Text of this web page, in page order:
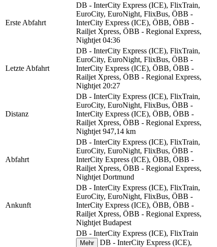
Erste Abfahrt
DB - InterCity Express (ICE), FlixTrain,
EuroCity, EuroNight, FlixBus, ÖBB -
InterCity Express (ICE), ÖBB, ÖBB -
Railjet Xpress, ÖBB - Regional Express,
Nightjet 04:36
Letzte Abfahrt
DB - InterCity Express (ICE), FlixTrain,
EuroCity, EuroNight, FlixBus, ÖBB -
InterCity Express (ICE), ÖBB, ÖBB -
Railjet Xpress, ÖBB - Regional Express,
Nightjet 20:27
Distanz
DB - InterCity Express (ICE), FlixTrain,
EuroCity, EuroNight, FlixBus, ÖBB -
InterCity Express (ICE), ÖBB, ÖBB -
Railjet Xpress, ÖBB - Regional Express,
Nightjet 947,14 km
Abfahrt
DB - InterCity Express (ICE), FlixTrain,
EuroCity, EuroNight, FlixBus, ÖBB -
InterCity Express (ICE), ÖBB, ÖBB -
Railjet Xpress, ÖBB - Regional Express,
Nightjet Dortmund
Ankunft
DB - InterCity Express (ICE), FlixTrain,
EuroCity, EuroNight, FlixBus, ÖBB -
InterCity Express (ICE), ÖBB, ÖBB -
Railjet Xpress, ÖBB - Regional Express,
Nightjet Budapest
DB - InterCity Express (ICE), FlixTrain
Mehr
DB - InterCity Express (ICE),